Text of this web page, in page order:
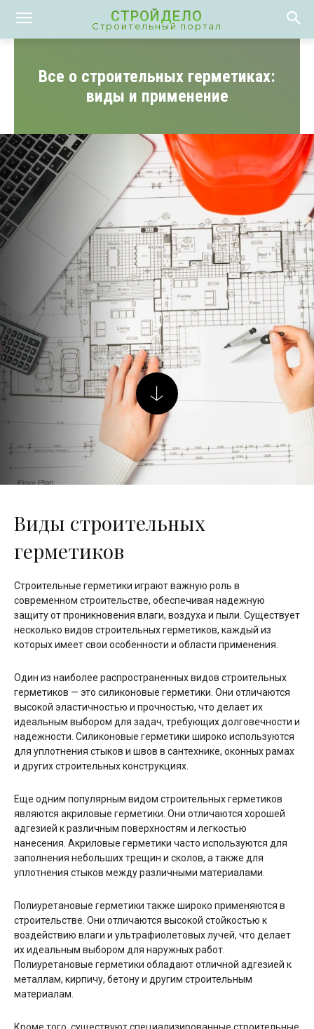
СТРОЙДЕЛО
Строительный портал
Все о строительных герметиках:
виды и применение
Виды строительных
герметиков
Строительные герметики играют важную роль в
современном строительстве, обеспечивая надежную
защиту от проникновения влаги, воздуха и пыли. Существует
несколько видов строительных герметиков, каждый из
которых имеет свои особенности и области применения.
Один из наиболее распространенных видов строительных
герметиков — это силиконовые герметики. Они отличаются
высокой эластичностью и прочностью, что делает их
идеальным выбором для задач, требующих долговечности и
надежности. Силиконовые герметики широко используются
для уплотнения стыков и швов в сантехнике, оконных рамах
и других строительных конструкциях.
Еще одним популярным видом строительных герметиков
являются акриловые герметики. Они отличаются хорошей
адгезией к различным поверхностям и легкостью
нанесения. Акриловые герметики часто используются для
заполнения небольших трещин и сколов, а также для
уплотнения стыков между различными материалами.
Полиуретановые герметики также широко применяются в
строительстве. Они отличаются высокой стойкостью к
воздействию влаги и ультрафиолетовых лучей, что делает
их идеальным выбором для наружных работ.
Полиуретановые герметики обладают отличной адгезией к
металлам, кирпичу, бетону и другим строительным
материалам.
Кроме того, существуют специализированные строительные